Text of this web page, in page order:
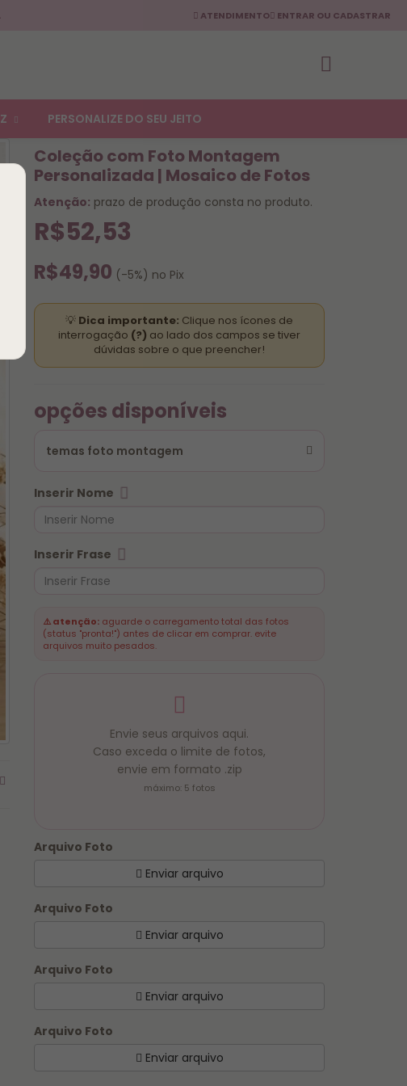
ATENDIMENTO ENTRAR OU CADASTRAR
PERSONALIZE DO SEU JEITO
Coleção com Foto Montagem
Personalizada | Mosaico de Fotos
Atenção: prazo de produção consta no produto.
R$52,53
R$49,90 (-5%) no Pix
💡 Dica importante: Clique nos ícones de
interrogação (?) ao lado dos campos se tiver
dúvidas sobre o que preencher!
opções disponíveis
temas foto montagem
Inserir Nome
Inserir Frase
⚠️ atenção: aguarde o carregamento total das fotos
(status "pronta!") antes de clicar em comprar. evite
arquivos muito pesados.
Envie seus arquivos aqui.
Caso exceda o limite de fotos,
envie em formato .zip
máximo: 5 fotos
Arquivo Foto
Enviar arquivo
Arquivo Foto
Enviar arquivo
Arquivo Foto
Enviar arquivo
Arquivo Foto
Enviar arquivo